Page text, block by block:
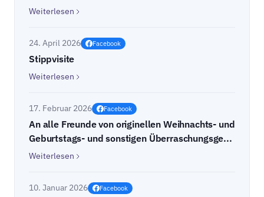
Weiterlesen
24. April 2026 Facebook
Stippvisite
Weiterlesen
17. Februar 2026 Facebook
An alle Freunde von originellen Weihnachts- und
Geburtstags- und sonstigen Überraschungsge...
Weiterlesen
10. Januar 2026 Facebook